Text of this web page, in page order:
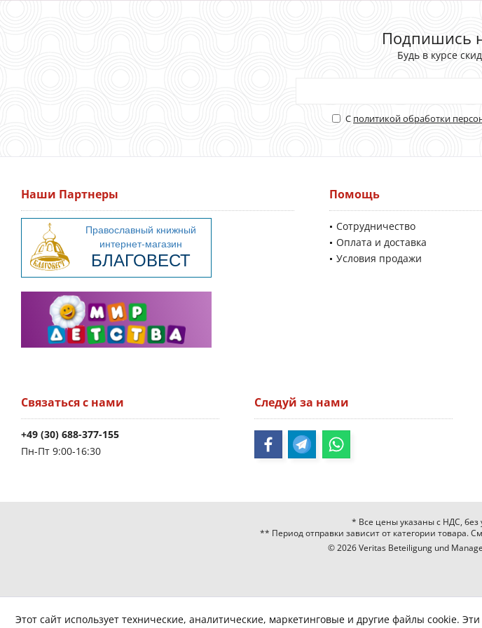
Подпишись
Будь в курсе
С политикой обработки
Наши Партнеры Помощь
Сотрудничество
Оплата и доставка
Условия продажи
Связаться с нами
+49 (30) 688-377-155
Пн-Пт 9:00-16:30
Следуй за нами
* Все цены указаны с НДС, без
** Период отправки зависит от категории товара.
© 2026 Veritas Beteiligung und
Этот сайт использует технические, аналитические, маркетинговые и другие файлы cookie.